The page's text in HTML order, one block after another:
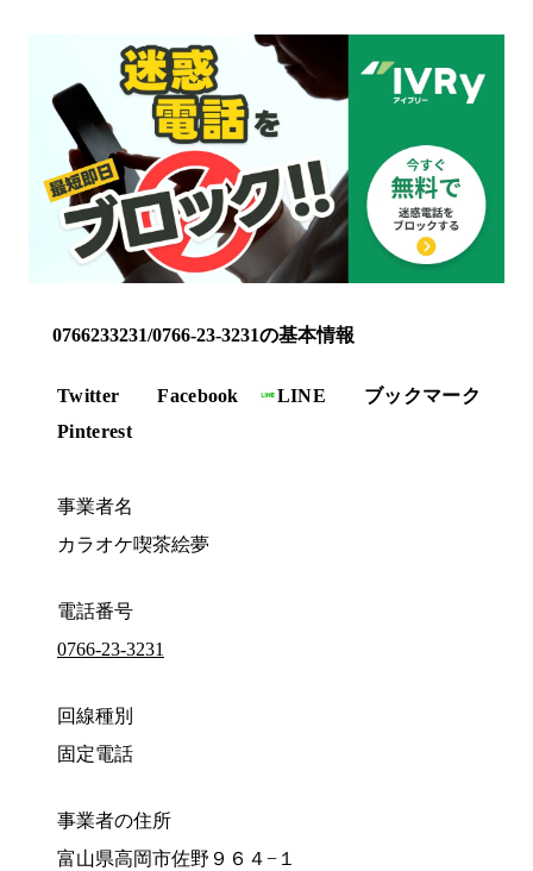
0766233231/0766-23-3231の基本情報
Twitter Facebook LINE
ブックマーク
Pinterest
事業者名
カラオケ喫茶絵夢
電話番号
0766-23-3231
回線種別
固定電話
事業者の住所
富山県高岡市佐野９６４−１